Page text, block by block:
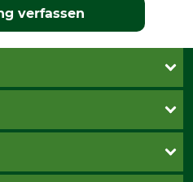
verfassen